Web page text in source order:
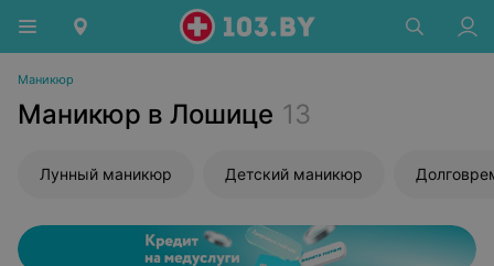
Маникюр
Маникюр в Лошице 13
Лунный маникюр Детский маникюр